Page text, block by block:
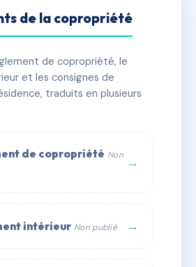
🏠 26 lots 🏗 1 bâtiment(s)
Digital
de la copropriété
de copropriété, le
et les consignes de
traduits en plusieurs
de copropriété Non →
intérieur Non publié →